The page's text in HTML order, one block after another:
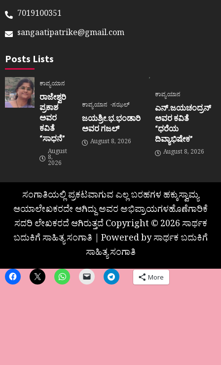
7019100351
sangaatipatrike@gmail.com
Posts Lists
ಕಾವ್ಯಯಾನ
ರಾಜೇಶ್ವರಿ
ಪ್ರಕಾಶ
ಅವರ
ಕವಿತೆ
“ಸಾಧನೆ”
August
8,
2026
ಕಾವ್ಯಯಾನ ಗಝಲ್
ಜಯಶ್ರೀ.ಭ.ಭಂಡಾರಿ
ಅವರ ಗಜಲ್
August 8, 2026
ಕಾವ್ಯಯಾನ
ಎನ್.ಜಯಚಂದ್ರನ್
ಅವರ ಕವಿತೆ
“ಧರೆಯ
ದಿವ್ಯಾಭಿಷೇಕ”
August 8, 2026
ಸಂಗಾತಿಯಲ್ಲಿ ಪ್ರಕಟವಾಗುವ ಎಲ್ಲ ಬರಹಗಳ ಹಕ್ಕುಸ್ವಾಮ್ಯ
ಆಯಾಲೇಖಕರದೇ ಆಗಿದ್ದು ಅವರ ಅಭಿಪ್ರಾಯಗಳಹೊಣೆಗಾರಿಕೆ
ಸದರಿ ಲೇಖಕರದೆ ಆಗಿರುತ್ತದೆ Copyright © 2026 ಸಾರ್ಥಕ
ಬದುಕಿಗೆ ಸಾಹಿತ್ಯ ಸಂಗಾತಿ | Powered by ಸಾರ್ಥಕ ಬದುಕಿಗೆ
ಸಾಹಿತ್ಯ ಸಂಗಾತಿ
More